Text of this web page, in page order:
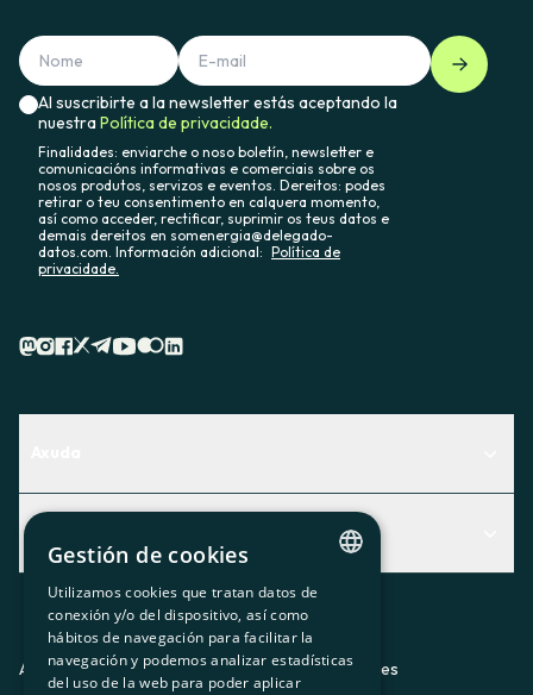
Al suscribirte a la newsletter estás aceptando la
nuestraPolítica de privacidade.
Finalidades: enviarche o noso boletín, newsletter e
comunicacións informativas e comerciais sobre os
nosos produtos, servizos e eventos. Dereitos: podes
retirar o teu consentimento en calquera momento,
así como acceder, rectificar, suprimir os teus datos e
demais dereitos en somenergia@delegado-
datos.com. Información adicional: Política de
privacidade.
Descubre qué servicio te encaja mejor
Contacto
Actualidad
O recuncho da socia
Prensa
Aviso legalPolítica de privacidadPolítica de cookies
CATALAN
SPANISH
GL
Gestión de cookies
Utilizamos cookies que tratan datos de
conexión y/o del dispositivo, así como
hábitos de navegación para facilitar la
navegación y podemos analizar estadísticas
del uso de la web para poder aplicar